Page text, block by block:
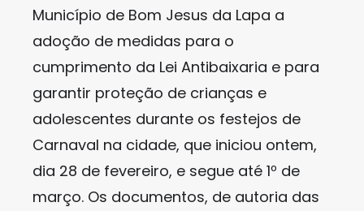
Município de Bom Jesus da Lapa a
adoção de medidas para o
cumprimento da Lei Antibaixaria e para
garantir proteção de crianças e
adolescentes durante os festejos de
Carnaval na cidade, que iniciou ontem,
dia 28 de fevereiro, e segue até 1º de
março. Os documentos, de autoria das